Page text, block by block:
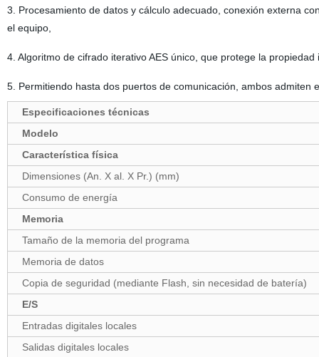
3. Procesamiento de datos y cálculo adecuado, conexión externa
el equipo,
4. Algoritmo de cifrado iterativo AES único, que protege la
5. Permitiendo hasta dos puertos de comunicación, ambos admiten
Especificaciones técnicas
Modelo
Característica física
Dimensiones (An. X al. X Pr.) (mm)
Consumo de energía
Memoria
Tamaño de la memoria del programa
Memoria de datos
Copia de seguridad (mediante Flash, sin necesidad de batería)
E/S
Entradas digitales locales
Salidas digitales locales